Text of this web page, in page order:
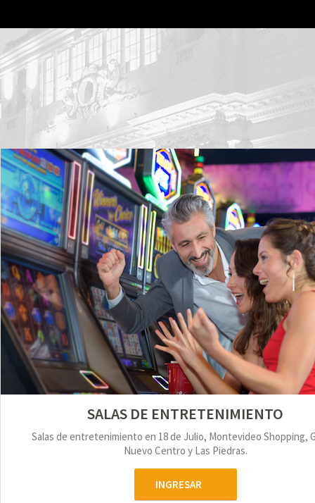
SALAS DE ENTRETENIMIENTO
Salas de entretenimiento en 18 de Julio, Montevideo Shopping,
Nuevo Centro y Las Piedras.
INGRESAR